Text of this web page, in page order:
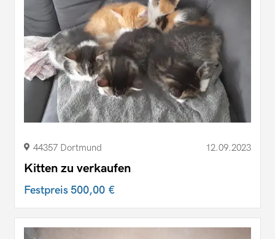
44357 Dortmund 12.09.2023
Kitten zu verkaufen
Festpreis500,00 €